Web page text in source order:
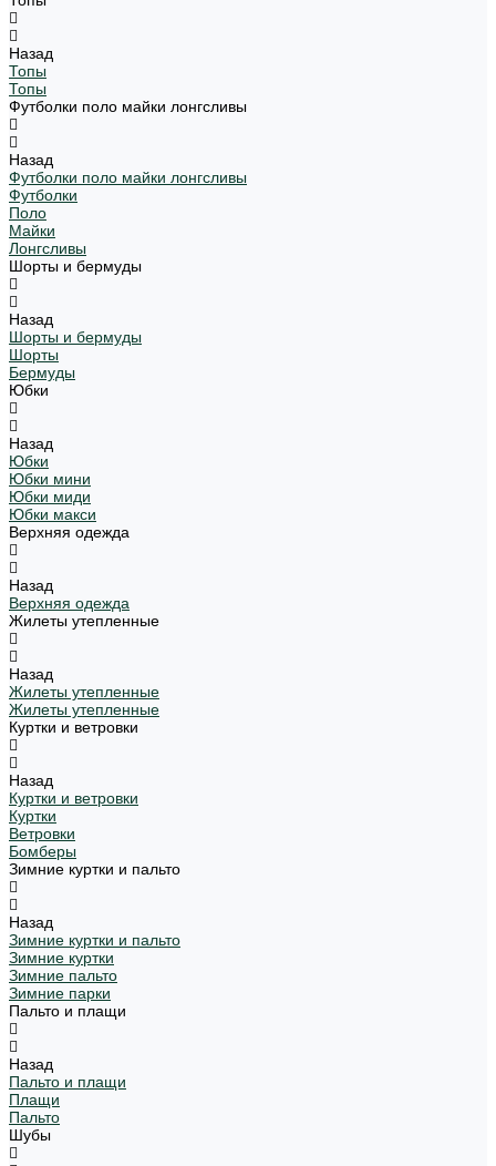
Назад
Топы
Топы
Футболки поло майки лонгсливы
Назад
Футболки поло майки лонгсливы
Футболки
Поло
Майки
Лонгсливы
Шорты и бермуды
Назад
Шорты и бермуды
Шорты
Бермуды
Юбки
Назад
Юбки
Юбки мини
Юбки миди
Юбки макси
Верхняя одежда
Назад
Верхняя одежда
Жилеты утепленные
Назад
Жилеты утепленные
Жилеты утепленные
Куртки и ветровки
Назад
Куртки и ветровки
Куртки
Ветровки
Бомберы
Зимние куртки и пальто
Назад
Зимние куртки и пальто
Зимние куртки
Зимние пальто
Зимние парки
Пальто и плащи
Назад
Пальто и плащи
Плащи
Пальто
Шубы